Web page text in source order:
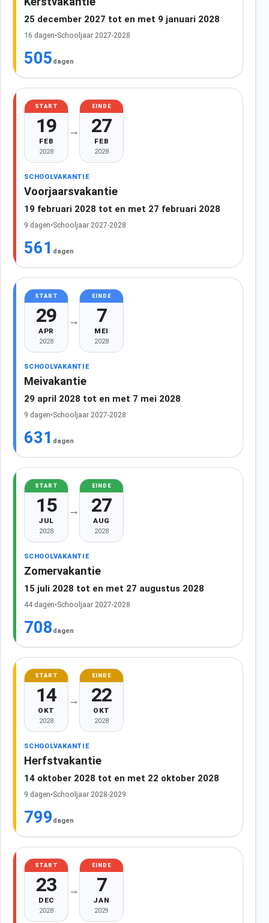
25 december 2027 tot en met 9 januari 2028
16 dagen•Schooljaar 2027-2028
505 dagen
START
19
FEB
2028
→
EINDE
27
FEB
2028
SCHOOLVAKANTIE
Voorjaarsvakantie
19 februari 2028 tot en met 27 februari 2028
9 dagen•Schooljaar 2027-2028
561 dagen
START
29
APR
2028
→
EINDE
7
MEI
2028
SCHOOLVAKANTIE
Meivakantie
29 april 2028 tot en met 7 mei 2028
9 dagen•Schooljaar 2027-2028
631 dagen
START
15
JUL
2028
→
EINDE
27
AUG
2028
SCHOOLVAKANTIE
Zomervakantie
15 juli 2028 tot en met 27 augustus 2028
44 dagen•Schooljaar 2027-2028
708 dagen
START
14
OKT
2028
→
EINDE
22
OKT
2028
SCHOOLVAKANTIE
Herfstvakantie
14 oktober 2028 tot en met 22 oktober 2028
9 dagen•Schooljaar 2028-2029
799 dagen
START
23
DEC
2028
→
EINDE
7
JAN
2029